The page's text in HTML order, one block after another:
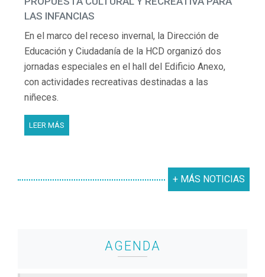
LAS INFANCIAS
En el marco del receso invernal, la Dirección de
Educación y Ciudadanía de la HCD organizó dos
jornadas especiales en el hall del Edificio Anexo,
con actividades recreativas destinadas a las
niñeces.
LEER MÁS
+ MÁS NOTICIAS
AGENDA